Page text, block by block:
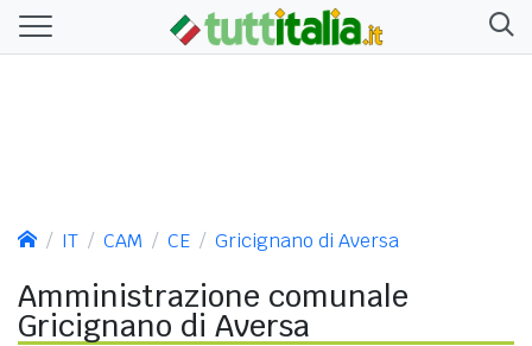
IT CAM CE Gricignano di Aversa
Amministrazione comunale
Gricignano di Aversa